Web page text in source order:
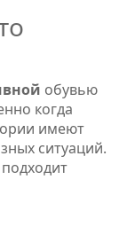
обувью
когда
имеют
ситуаций.